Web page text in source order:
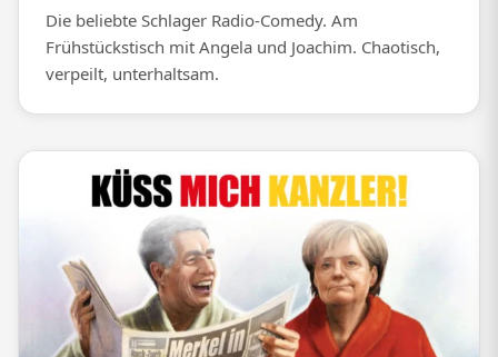
Die beliebte Schlager Radio-Comedy. Am
Frühstückstisch mit Angela und Joachim. Chaotisch,
verpeilt, unterhaltsam.